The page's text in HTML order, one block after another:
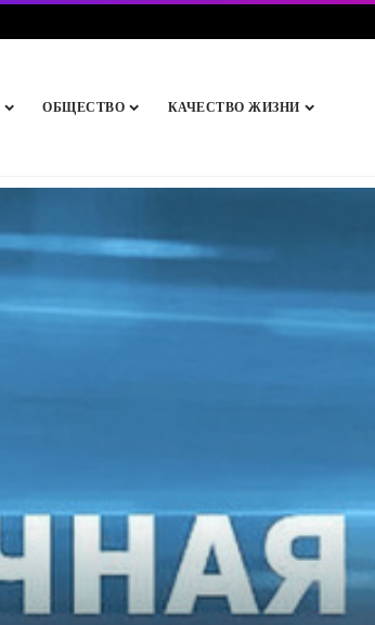
ОБЩЕСТВО КАЧЕСТВО ЖИЗНИ